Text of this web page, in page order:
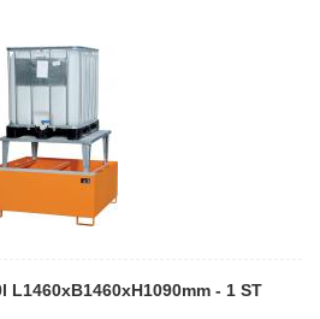
- 1 ST